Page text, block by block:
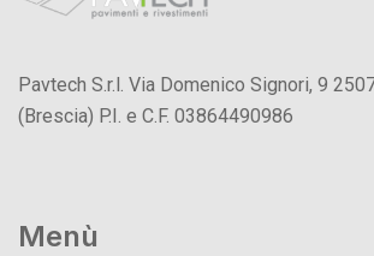
Pavtech S.r.l. Via Domenico Signori, 9
(Brescia) P.I. e C.F. 03864490986
Menù